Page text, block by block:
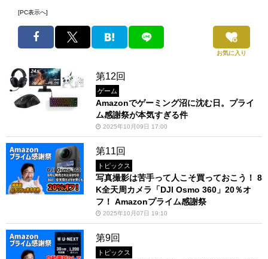
[PC表示へ]
お気に入り
第12回
ゲーム
Amazonでゲーミング沼に沈む日。プライ
ム感謝祭が本気すぎる件
2025年10月09日 17:00
第11回
トピックス
写真撮影は苦手って人こそ買っておこう！ 8
K全天周カメラ「DJI Osmo 360」20％オ
フ！ Amazonプライム感謝祭
2025年10月07日 19:10
第9回
トピックス